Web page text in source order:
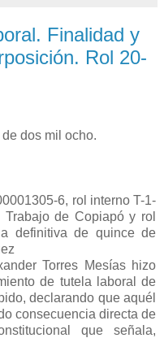
Finalidad y
Rol 20-
dos mil ocho.
6, rol interno T-1-
de Copiapó y rol
definitiva de quince de
Torres Mesías hizo
de tutela laboral de
declarando que aquél
consecuencia directa de
que señala,